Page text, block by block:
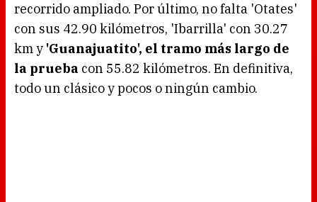
recorrido ampliado. Por último, no falta 'Otates'
con sus 42.90 kilómetros, 'Ibarrilla' con 30.27
km y 'Guanajuatito', el tramo más largo de
la prueba con 55.82 kilómetros. En definitiva,
todo un clásico y pocos o ningún cambio.